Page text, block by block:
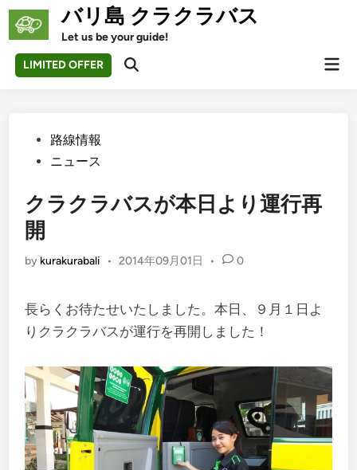
Skip
バリ島 クラクラバス
Let us be your guide!
LIMITED OFFER
Open
Posted路線情報
ニュース
クラクラバスが本日より運行再
開
by kurakurabali • 2014年09月01日 • 0
長らくお待たせいたしました。本日、９月１日よ
りクラクラバスが運行を再開しました！